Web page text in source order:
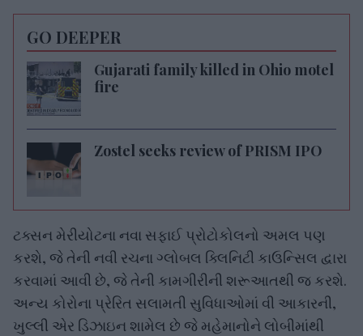
GO DEEPER
Gujarati family killed in Ohio motel
fire
Zostel seeks review of PRISM IPO
ટક્સન મેરીયોટના નવા સફાઈ પ્રોટોકોલનો અમલ પણ
કરશે, જે તેની નવી રચના ગ્લોબલ ક્લિનિટી કાઉન્સિલ દ્વારા
કરવામાં આવી છે, જે તેની કામગીરીની શરૂઆતથી જ કરશે.
અન્ય કોરોના પ્રેરિત સલામતી સુવિધાઓમાં વી આકારની,
ખુલ્લી એર ડિઝાઇન શામેલ છે જે મહેમાનોને લોબીમાંથી